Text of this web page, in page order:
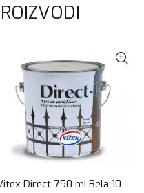
Direct 750 ml,Bela 10